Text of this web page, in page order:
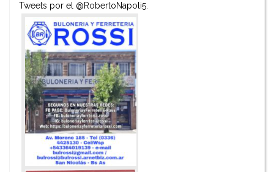
Tweets por el @RobertoNapoli5.